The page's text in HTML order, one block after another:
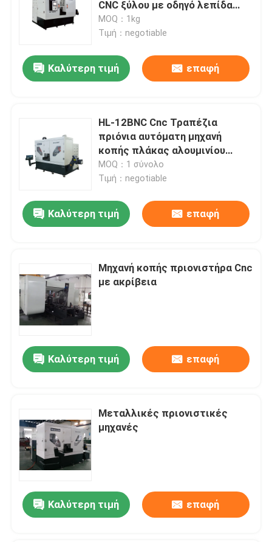
CNC ξύλου με οδηγό λεπίδα
καρβιδίου
MOQ：1kg
Τιμή：negotiable
Καλύτερη τιμή επαφή
HL-12BNC Cnc Τραπέζια
πριόνια αυτόματη μηχανή
κοπής πλάκας αλουμινίου
γρήγορα
MOQ：1 σύνολο
Τιμή：negotiable
Καλύτερη τιμή επαφή
Μηχανή κοπής πριονιστήρα Cnc
με ακρίβεια
Καλύτερη τιμή επαφή
Μεταλλικές πριονιστικές
μηχανές
Καλύτερη τιμή επαφή